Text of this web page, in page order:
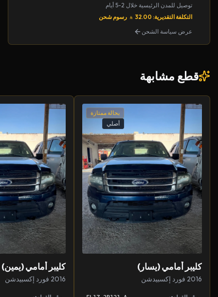
توصيل للمدن الرئيسية خلال 2-5 أيام
التكلفة التقديرية: 32.00
رسوم شحن
عرض سياسة الشحن
قطع مشابهة
بحالة ممتازة
أصلي
كليبر أمامي (يسار)
2016 فورد إكسبيدشن
كليبر أمامي (يمين)
2016 فورد إكسبيدشن